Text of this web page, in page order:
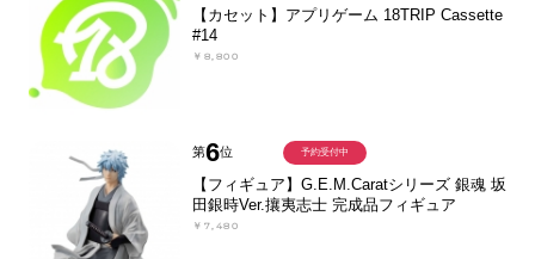
【カセット】アプリゲーム 18TRIP Cassette
#14
￥8,800
第6位
【フィギュア】G.E.M.Caratシリーズ 銀魂 坂
田銀時Ver.攘夷志士 完成品フィギュア
￥7,480
予約受付中